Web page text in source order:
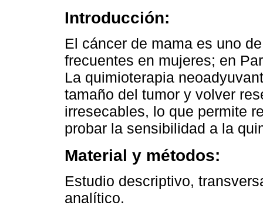
Introducción:
El cáncer de mama es uno
frecuentes en mujeres; en
La quimioterapia
tamaño del tumor y volver
irresecables, lo que permite
probar la sensibilidad a la
Material y métodos:
Estudio descriptivo,
analítico.